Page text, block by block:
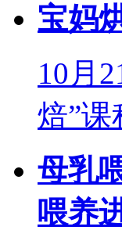
宝妈
10月
焙”课
母乳
喂养